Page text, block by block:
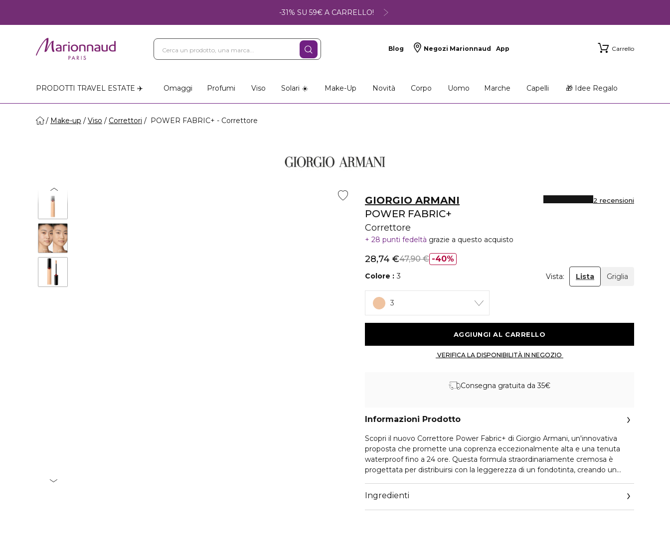
-31% SU 59€ A CARRELLO!
Blog Negozi Marionnaud App Carrello
PRODOTTI TRAVEL ESTATE ✈️ Omaggi Profumi Viso Solari ☀️ Make-Up Novità Corpo Uomo Marche Capelli 🎁 Idee Regalo
Make-up Viso Correttori POWER FABRIC+ - Correttore
GIORGIO ARMANI
POWER FABRIC+
Correttore
2 recensioni
28 punti fedeltà grazie a questo acquisto
40%
28,74 €47,90 €
Colore 3 Vista: Lista Griglia
3
Consegna gratuita da 35€
Informazioni Prodotto
Scopri il nuovo Correttore Power Fabric+ di Giorgio Armani, un'innovativa
proposta che promette una coprenza eccezionalmente alta e una tenuta
waterproof fino a 24 ore. Questa formula straordinariamente cremosa è
progettata per distribuirsi con la leggerezza di un fondotinta, creando un
imperfezione, come occhiaie, arrossamenti o altre discromie cutanee.
Questo prodotto si fonde perfettamente con la tua carnagione, assicurandoti
un comfort e una sensazione di freschezza per l'intera giornata, oltre che
Ingredienti